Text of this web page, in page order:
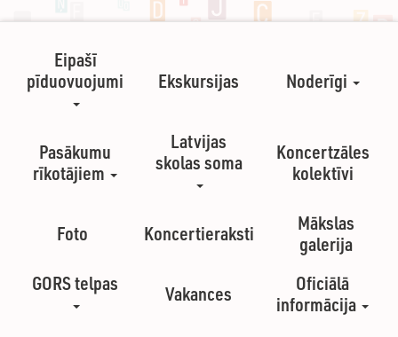
Eipašī
pīduovuojumi
Ekskursijas Noderīgi
Pasākumu
rīkotājiem
Latvijas
skolas soma
Koncertzāles
kolektīvi
Foto Koncertieraksti
Mākslas
galerija
GORS telpas
Vakances
Oficiālā
informācija